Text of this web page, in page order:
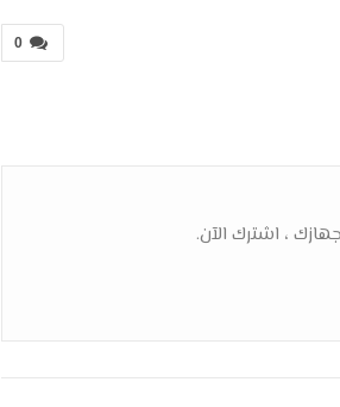
0
، اشترك الآن.